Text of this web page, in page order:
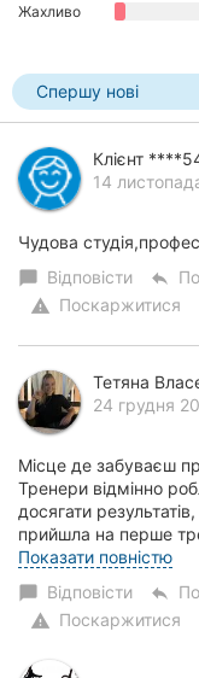
Жахливо
Спершу нові
Клієнт
14
Чудова
chat_bubble Відповісти reply
warning Поскаржитися
Тетяна
24 грудня
Місце де забуваєш
Тренери відмінно
досягати
прийшла на перше
віджатись не могла
Показати повністю
chat_bubble Відповісти reply
warning Поскаржитися